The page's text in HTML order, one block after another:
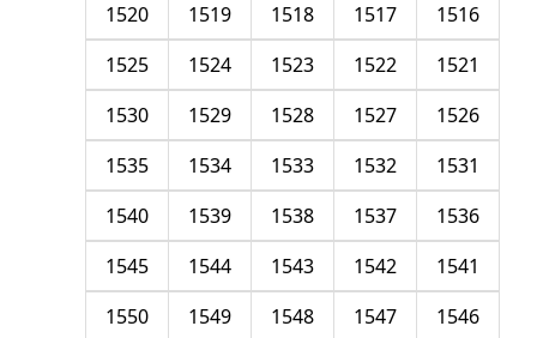
1516
1517
1518
1519
1520
1521
1522
1523
1524
1525
1526
1527
1528
1529
1530
1531
1532
1533
1534
1535
1536
1537
1538
1539
1540
1541
1542
1543
1544
1545
1546
1547
1548
1549
1550